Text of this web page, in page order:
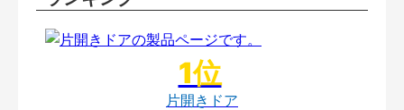
片開きドア